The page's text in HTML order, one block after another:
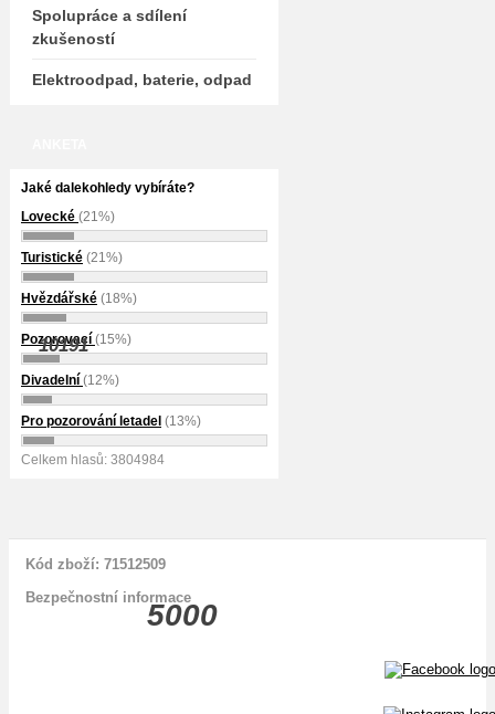
Spolupráce a sdílení
zkušeností
Elektroodpad, baterie, odpad
Jaké dalekohledy vybíráte?
Lovecké (21%)
Turistické (21%)
Hvězdářské (18%)
Pozorovací (15%)
Divadelní (12%)
Pro pozorování letadel (13%)
Celkem hlasů: 3804984
5000
10191
Kód zboží: 71512509
Bezpečnostní informace